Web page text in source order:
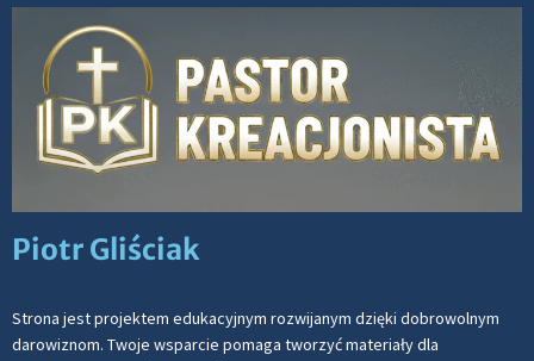
Piotr Gliściak
Strona jest projektem edukacyjnym rozwijanym dzięki dobrowolnym
darowiznom. Twoje wsparcie pomaga tworzyć materiały dla